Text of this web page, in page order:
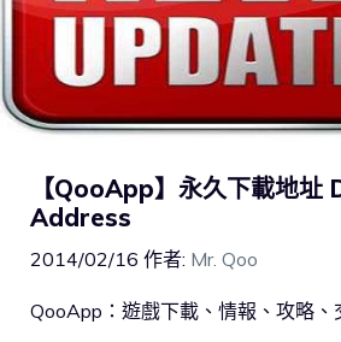
【QooApp】永久下載地
Address
2014/02/16 作者: Mr. Qoo
QooApp：遊戲下載、情報、攻略、